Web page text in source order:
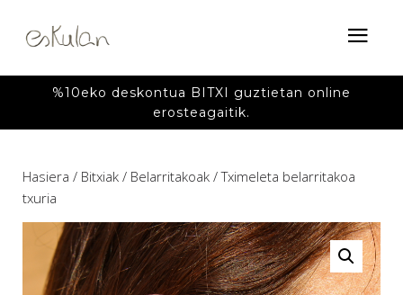
%10eko deskontua BITXI guztietan online
erosteagaitik.
Hasiera / Bitxiak / Belarritakoak / Tximeleta belarritakoa
txuria